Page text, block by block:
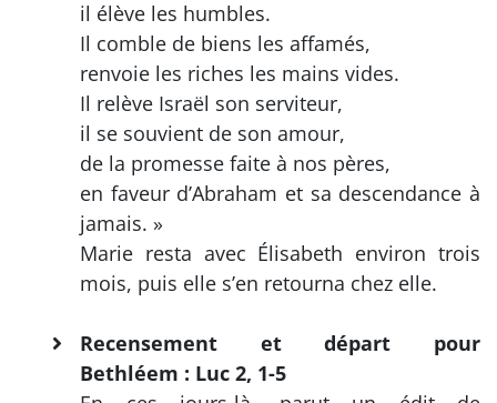
il élève les humbles.
Il comble de biens les affamés,
renvoie les riches les mains vides.
Il relève Israël son serviteur,
il se souvient de son amour,
de la promesse faite à nos pères,
en faveur d’Abraham et sa descendance à
jamais. »
Marie resta avec Élisabeth environ trois
mois, puis elle s’en retourna chez elle.
Recensement et départ pour
Bethléem : Luc 2, 1-5